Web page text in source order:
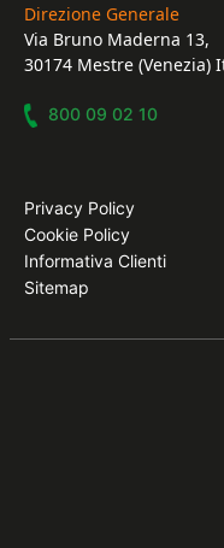
Direzione Generale
Via Bruno Maderna 13,
30174 Mestre (Venezia)
800 09 02 10
Privacy Policy
Cookie Policy
Informativa Clienti
Sitemap